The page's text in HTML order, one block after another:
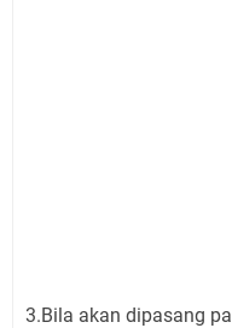
3.Bila akan dipasang